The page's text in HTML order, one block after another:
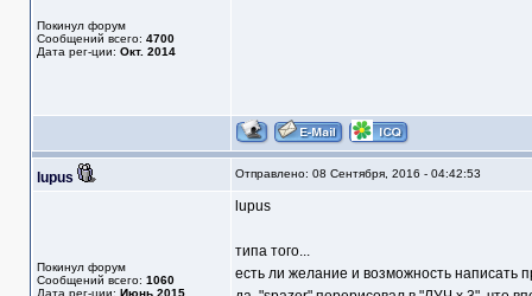
Покинул форум
Сообщений всего: 4700
Дата рег-ции: Окт. 2014
lupus Отправлено: 08 Сентября, 2016 - 04:42:53
Покинул форум
Сообщений всего: 1060
Дата рег-ции: Июнь 2015
lupus
типа того...
есть ли желание и возможность написать